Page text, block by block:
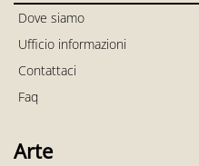
Dove siamo
Ufficio informazioni
Contattaci
Faq
Arte